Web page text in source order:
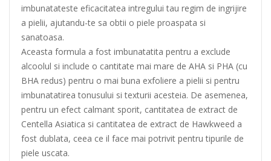
imbunatateste eficacitatea intregului tau regim de ingrijire
a pielii, ajutandu-te sa obtii o piele proaspata si
sanatoasa.
Aceasta formula a fost imbunatatita pentru a exclude
alcoolul si include o cantitate mai mare de AHA si PHA (cu
BHA redus) pentru o mai buna exfoliere a pielii si pentru
imbunatatirea tonusului si texturii acesteia. De asemenea,
pentru un efect calmant sporit, cantitatea de extract de
Centella Asiatica si cantitatea de extract de Hawkweed a
fost dublata, ceea ce il face mai potrivit pentru tipurile de
piele uscata.